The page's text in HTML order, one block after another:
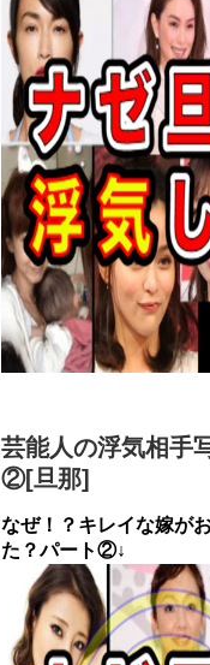
芸能人の浮気相手
②[旦那]
なぜ！？キレイな嫁が
た？パート②↓